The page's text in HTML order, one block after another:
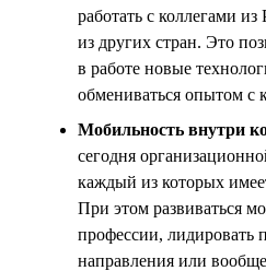
работать с коллегами
из других стран. Это
в работе новые
обмениваться опытом с
Мобильность внутри
сегодня
каждый из которых
При этом развиваться
профессии, лидировать
направления или